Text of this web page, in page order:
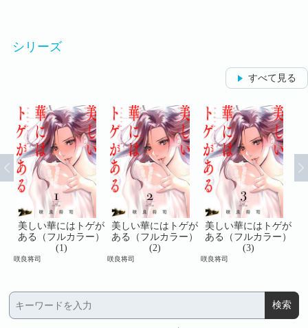
シリーズ
すべて見る
美しい華にはトゲが
ある（フルカラー）
(1)
咲良将司
美しい華にはトゲが
ある（フルカラー）
(2)
咲良将司
美しい華にはトゲが
ある（フルカラー）
(3)
咲良将司